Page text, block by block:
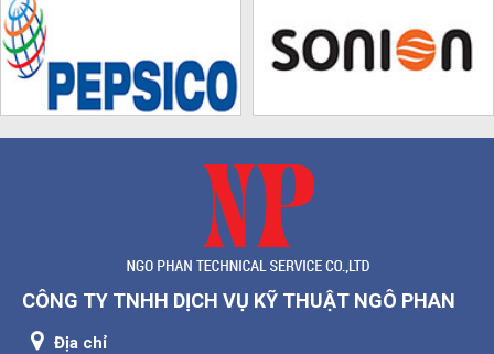
CÔNG TY TNHH DỊCH VỤ KỸ THUẬT NGÔ PHAN
Địa chỉ